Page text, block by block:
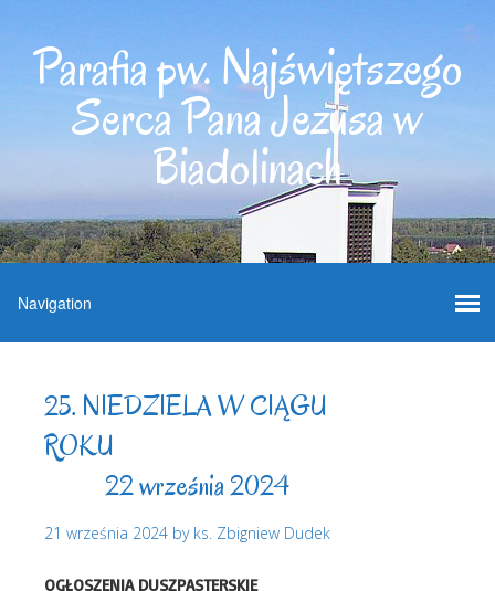
Parafia pw. Najświętszego
Serca Pana Jezusa w
Biadolinach
25. NIEDZIELA W CIĄGU
ROKU
22 września 2024
21 września 2024 by ks. Zbigniew Dudek
OGŁOSZENIA DUSZPASTERSKIE